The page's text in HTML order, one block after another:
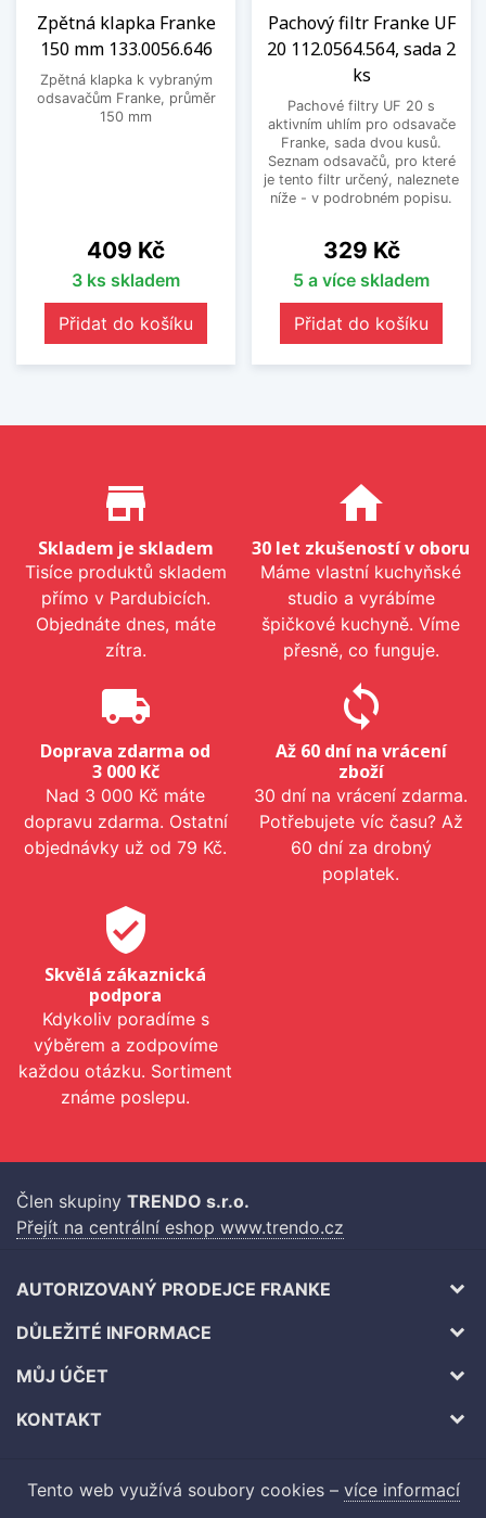
Zpětná klapka Franke
150 mm 133.0056.646
Zpětná klapka k vybraným
odsavačům Franke, průměr
150 mm
Cena
409 Kč
3 ks skladem
Přidat do košíku
Pachový filtr Franke UF
20 112.0564.564, sada 2
ks
Pachové filtry UF 20 s
aktivním uhlím pro odsavače
Franke, sada dvou kusů.
Seznam odsavačů, pro které
je tento filtr určený, naleznete
níže - v podrobném popisu.
Cena
329 Kč
5 a více skladem
Přidat do košíku
Proč nakupovat u nás?
store_mall_directory
Skladem je skladem
Tisíce produktů skladem
přímo v Pardubicích.
Objednáte dnes, máte
zítra.
home
30 let zkušeností v oboru
Máme vlastní kuchyňské
studio a vyrábíme
špičkové kuchyně. Víme
přesně, co funguje.
local_shipping
Doprava zdarma od
3 000 Kč
Nad 3 000 Kč máte
dopravu zdarma. Ostatní
objednávky už od 79 Kč.
sync
Až 60 dní na vrácení
zboží
30 dní na vrácení zdarma.
Potřebujete víc času? Až
60 dní za drobný
poplatek.
verified_user
Skvělá zákaznická
podpora
Kdykoliv poradíme s
výběrem a zodpovíme
každou otázku. Sortiment
známe poslepu.
Člen skupiny TRENDO s.r.o.
Přejít na centrální eshop www.trendo.cz
AUTORIZOVANÝ PRODEJCE FRANKE
DŮLEŽITÉ INFORMACE
MŮJ ÚČET
KONTAKT
Tento web využívá soubory cookies – více informací